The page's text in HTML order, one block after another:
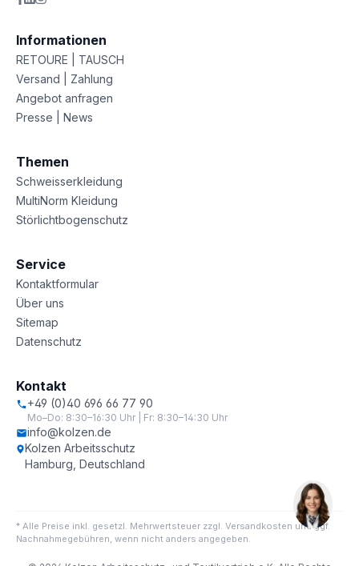
Informationen
RETOURE | TAUSCH
Versand | Zahlung
Angebot anfragen
Presse | News
Themen
Schweisserkleidung
MultiNorm Kleidung
Störlichtbogenschutz
Service
Kontaktformular
Über uns
Sitemap
Datenschutz
Kontakt
+49 (0)40 696 66 77 90
Mo–Do: 8:30–16:30 Uhr | Fr: 8:30–14:30 Uhr
info@kolzen.de
Kolzen Arbeitsschutz
Hamburg, Deutschland
* Alle Preise inkl. gesetzl. Mehrwertsteuer zzgl. Versandkosten und ggf.
Nachnahmegebühren, wenn nicht anders angegeben.